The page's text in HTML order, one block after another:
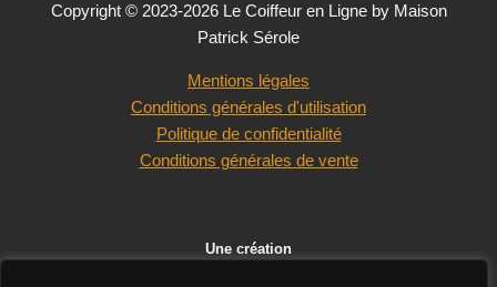
Copyright © 2023-2026 Le Coiffeur en Ligne by Maison
Patrick Sérole
Mentions légales
Conditions générales d'utilisation
Politique de confidentialité
Conditions générales de vente
Une création